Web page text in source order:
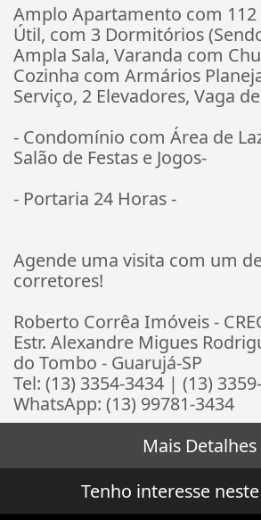
Amplo Apartamento com 112
Útil, com 3 Dormitórios
Ampla Sala, Varanda com
Cozinha com Armários
Serviço, 2 Elevadores, Vaga
- Condomínio com Área de
Salão de Festas e Jogos-
- Portaria 24 Horas -
Agende uma visita com um
corretores!
Roberto Corrêa Imóveis -
Estr. Alexandre Migues
do Tombo - Guarujá-SP
Tel: (13) 3354-3434 | (13)
WhatsApp: (13) 99781-3434
Mais Detalhes
Tenho interesse